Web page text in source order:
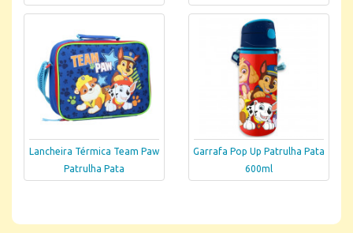
Lancheira Térmica Team Paw
Patrulha Pata
Garrafa Pop Up Patrulha Pata
600ml